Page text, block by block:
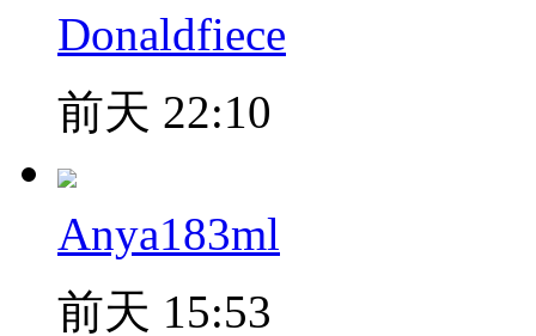
Donaldfiece
前天 22:10
Anya183ml
前天 15:53